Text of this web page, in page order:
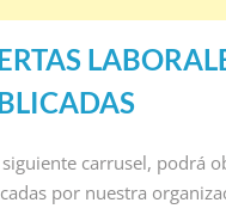
siguiente carrusel, podrá
por nuestra